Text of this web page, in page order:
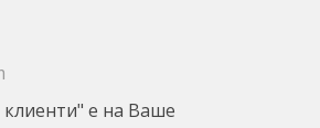
е на Ваше